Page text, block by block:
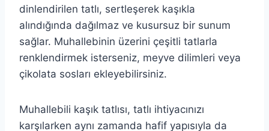
dinlendirilen tatlı, sertleşerek kaşıkla
alındığında dağılmaz ve kusursuz bir sunum
sağlar. Muhallebinin üzerini çeşitli tatlarla
renklendirmek isterseniz, meyve dilimleri veya
çikolata sosları ekleyebilirsiniz.
Muhallebili kaşık tatlısı, tatlı ihtiyacınızı
karşılarken aynı zamanda hafif yapısıyla da